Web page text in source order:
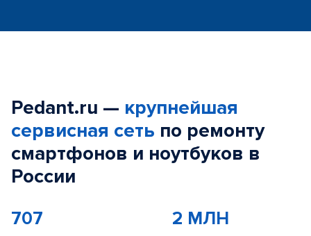
Pedant.ru — крупнейшая
сервисная сеть по ремонту
смартфонов и ноутбуков в
России
707 2 МЛН